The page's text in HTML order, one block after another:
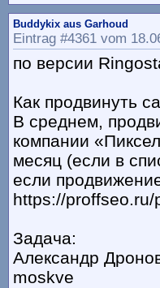
Buddykix aus Garhoud
Eintrag #4361 vom
по версии
Как продвинуть
В среднем,
компании
месяц (если в
если
https://
Задача:
Александр
moskve